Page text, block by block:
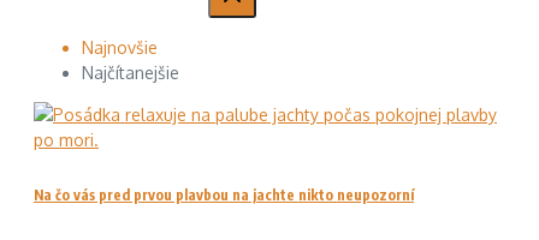
Najnovšie
Najčítanejšie
Na čo vás pred prvou plavbou na jachte nikto neupozorní